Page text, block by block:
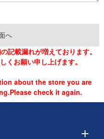
記載漏れが増えております。
くお願い申し上げます。
about the store you are
check it again.